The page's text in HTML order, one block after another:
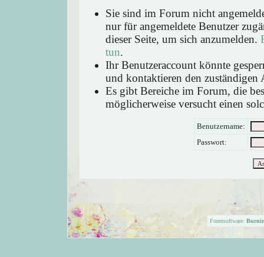
Sie sind im Forum nicht
nur für angemeldete Benutzer
dieser Seite, um sich anzumelden.
tun.
Ihr Benutzeraccount könnte
und kontaktieren den zuständigen
Es gibt Bereiche im Forum, die
möglicherweise versucht einen
Benutzername:
Passwort:
Forensoftware: